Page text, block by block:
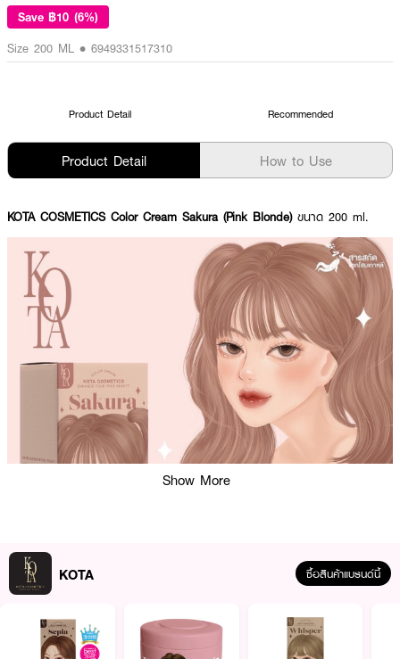
Save ฿10 (6%)
Size 200 ML • 6949331517310
Product Detail Recommended
Product Detail How to Use
KOTA COSMETICS Color Cream Sakura (Pink Blonde) ขนาด 200 ml.
ผลลัพธ์ที่ได้ :
Show More
KOTA ซื้อสินค้าแบรนด์นี้